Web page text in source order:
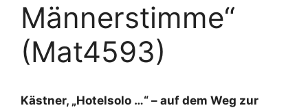
Männerstimme“
(Mat4593)
Kästner, „Hotelsolo …“ – auf dem Weg zur